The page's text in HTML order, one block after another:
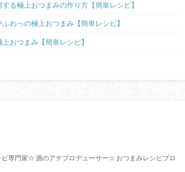
る極上おつまみの作り方【簡単レシピ】
わっの極上おつまみ【簡単レシピ】
おつまみ【簡単レシピ】
専門家☆ 酒のアテプロデューサー☆ おつまみレシピブロ